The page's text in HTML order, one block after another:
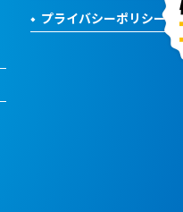
プライバシーポリシー